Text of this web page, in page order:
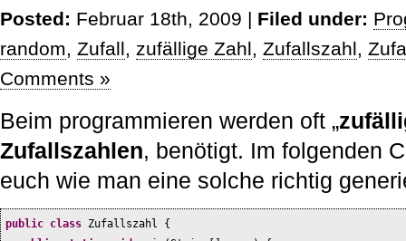
Posted: Februar 18th, 2009 | Filed under:
random, Zufall, zufällige Zahl, Zufallszahl,
Comments »
Beim programmieren werden oft „
Zufallszahlen, benötigt. Im folgenden
euch wie man eine solche richtig
public class Zufallszahl {